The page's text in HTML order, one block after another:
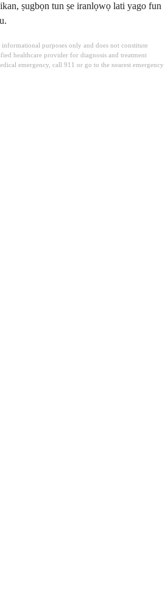
ṣugbọn tun ṣe iranlọwọ lati yago fun
purposes only and does not constitute
healthcare provider for diagnosis and treatment
emergency, call 911 or go to the nearest emergency